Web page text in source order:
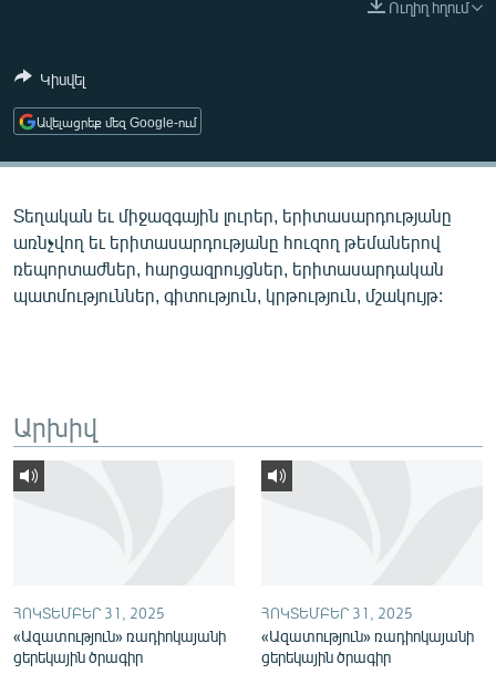
ՄԵԿՆԱԲԱՆՈՒԹՅՈՒՆ
ԿՈՐՈՆԱՎԻՐՈՒՍ
ԱՐԽԻՎ
ՏԵՍԱՆՅՈՒԹԵՐ
ՓՈԴՔԱՍԹ
Հայերեն
ՀԵՏԵՎԵՔ ՄԵԶ
Ուղիղ հղում
Կիսվել
Ավելացրեք մեզ Google-ում
Տեղական եւ միջազգային լուրեր, երիտասարդությանը
առնչվող եւ երիտասարդությանը հուզող թեմաներով
ռեպորտաժներ, հարցազրույցներ, երիտասարդական
պատմություններ, գիտություն, կրթություն, մշակույթ:
Արխիվ
ՀՈԿՏԵՄԲԵՐ 31, 2025
«Ազատություն» ռադիոկայանի
ցերեկային ծրագիր
ՀՈԿՏԵՄԲԵՐ 31, 2025
«Ազատություն» ռադիոկայանի
ցերեկային ծրագիր